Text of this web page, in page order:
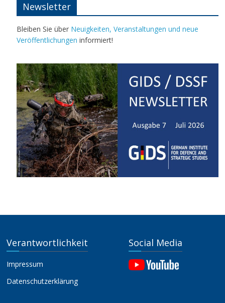
Newsletter
Bleiben Sie über Neuigkeiten, Veranstaltungen und neue
Veröffentlichungen informiert!
Verantwortlichkeit
Impressum
Datenschutzerklärung
Social Media